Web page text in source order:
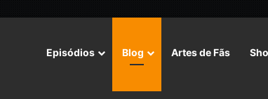
Episódios Blog Artes de Fãs